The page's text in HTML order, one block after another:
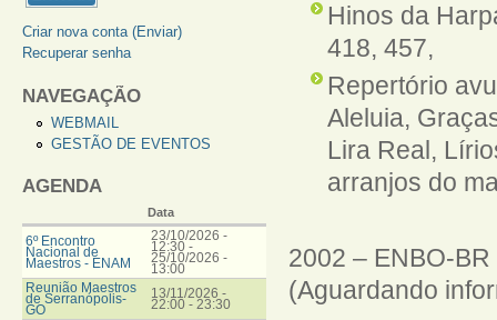
Criar nova conta (Enviar)
Recuperar senha
NAVEGAÇÃO
WEBMAIL
GESTÃO DE EVENTOS
AGENDA
Data
6º Encontro
Nacional de
Maestros - ENAM
23/10/2026 -
12:30 -
25/10/2026 -
13:00
Reunião Maestros
de Serranópolis-
GO
13/11/2026 -
22:00 - 23:30
Hinos da
418, 457,
Repertório
Aleluia,
Lira Real,
arranjos do
2002 – ENBO-BR
(Aguardando